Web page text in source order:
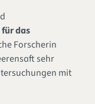
das
Forscherin
sehr
mit